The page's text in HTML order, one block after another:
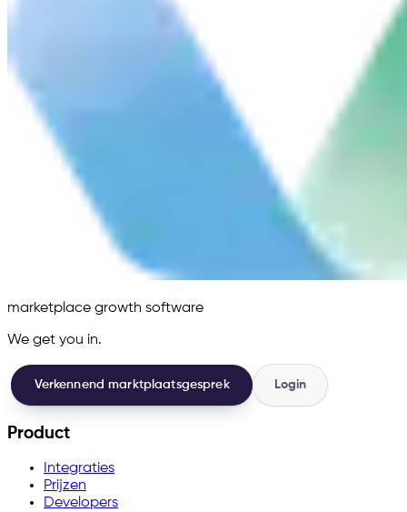
marketplace growth software
We get you in.
Verkennend marktplaatsgesprek Login
Product
Integraties
Prijzen
Developers